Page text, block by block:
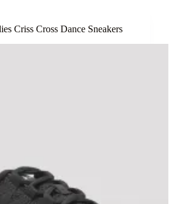
Criss Cross Dance Sneakers